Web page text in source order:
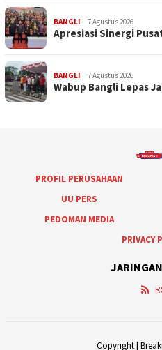
BANGLI 7 Agustus 2026
Apresiasi Sinergi
BANGLI 7 Agustus 2026
Wabup Bangli Lepas
PROFIL PERUSAHAAN
UU PERS
PEDOMAN MEDIA
PRIVACY
Copyright |